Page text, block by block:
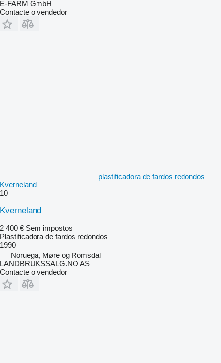
E-FARM GmbH
Contacte o vendedor
plastificadora de fardos redondos
Kverneland
10
Kverneland
2 400 € Sem impostos
Plastificadora de fardos redondos
1990
Noruega, Møre og Romsdal
LANDBRUKSSALG.NO AS
Contacte o vendedor